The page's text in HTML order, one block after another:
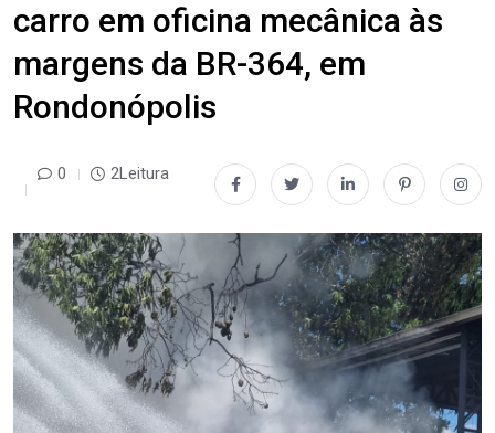
carro em oficina mecânica às
margens da BR-364, em
Rondonópolis
0 2Leitura